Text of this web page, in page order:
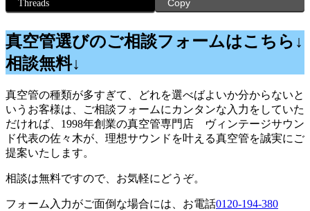
Threads
Copy
真空管選びのご相談フォームはこちら↓
相談無料↓
真空管の種類が多すぎて、どれを選べばよいか分からないと
いうお客様は、ご相談フォームにカンタンな入力をしていた
だければ、1998年創業の真空管専門店 ヴィンテージサウン
ド代表の佐々木が、理想サウンドを叶える真空管を誠実にご
提案いたします。
相談は無料ですので、お気軽にどうぞ。
フォーム入力がご面倒な場合には、お電話0120-194-380